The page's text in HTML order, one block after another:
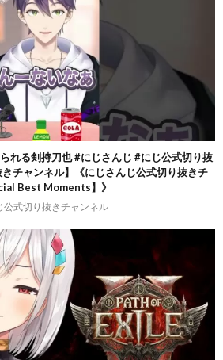
れる剣持刀也 #にじさんじ #にじ公式切り抜
チャンネル】《にじさんじ公式切り抜きチ
Best Moments】》
公式切り抜きチャンネル